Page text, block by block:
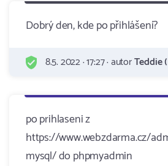
Dobrý den, kde po přihlášení?
8.5. 2022 · 17:27 · autorTeddie
po prihlaseni z
https://www.webzdarma.cz/
mysql/ do phpmyadmin